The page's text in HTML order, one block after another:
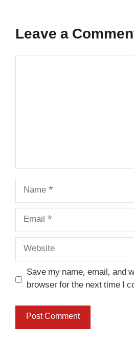
Leave a
Name
Email
Website
Save my name, email, and
browser for the next time I